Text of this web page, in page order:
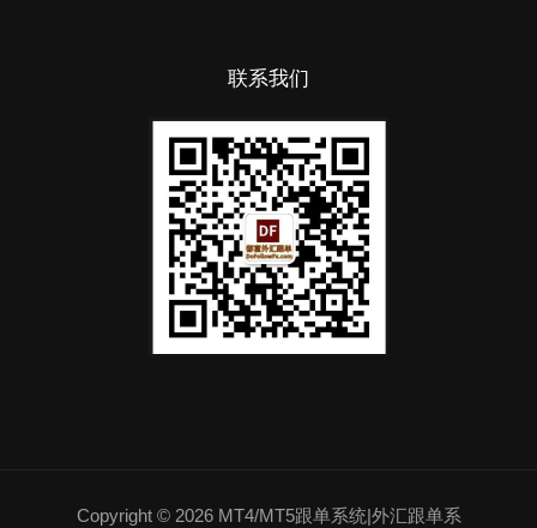
联系我们
Copyright © 2026 MT4/MT5跟单系统|外汇跟单系